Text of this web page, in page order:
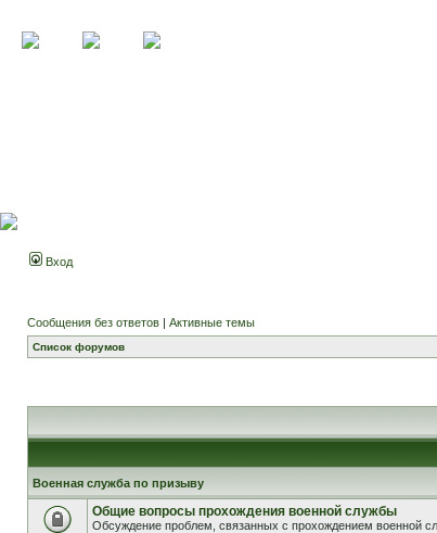
Вход
Сообщения без ответов | Активные темы
Список форумов
Военная служба по призыву
Общие вопросы прохождения военной службы
Обсуждение проблем, связанных с прохождением военной